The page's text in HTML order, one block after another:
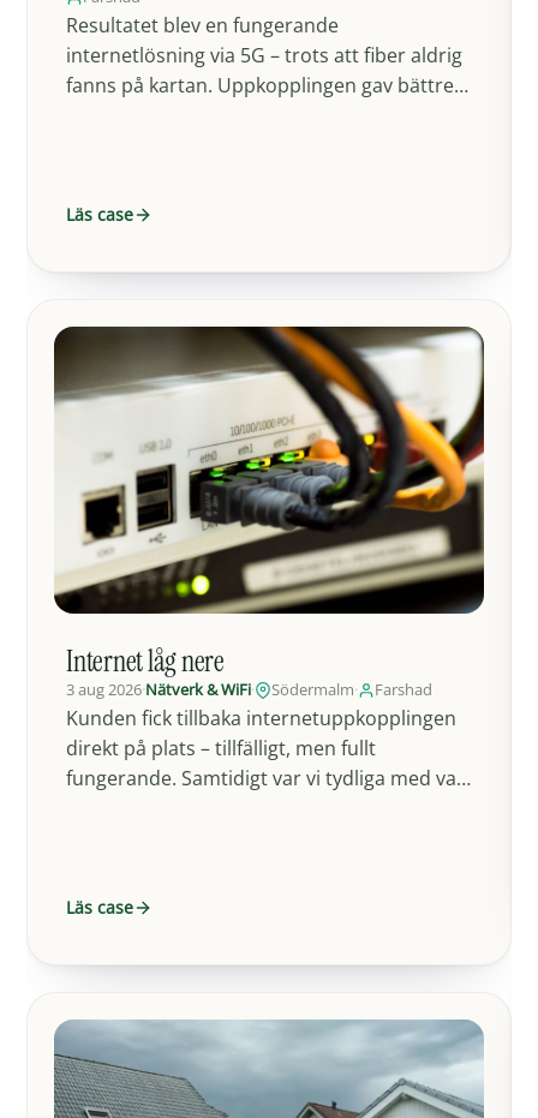
Resultatet blev en fungerande
internetlösning via 5G – trots att fiber aldrig
fanns på kartan. Uppkopplingen gav bättre
Läs case
Internet låg nere
3 aug 2026·Nätverk & WiFi· Södermalm· Farshad
Kunden fick tillbaka internetuppkopplingen
direkt på plats – tillfälligt, men fullt
fungerande. Samtidigt var vi tydliga med vad
Läs case